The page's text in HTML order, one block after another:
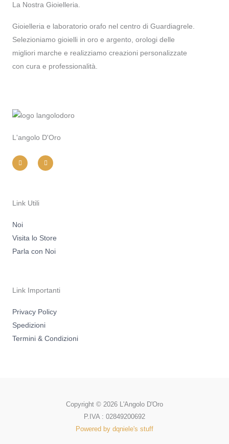
La Nostra Gioielleria.
Gioielleria e laboratorio orafo nel centro di Guardiagrele.
Selezioniamo gioielli in oro e argento, orologi delle
migliori marche e realizziamo creazioni personalizzate
con cura e professionalità.
L'angolo D'Oro
s
t
m
c
e
Link Utili
Noi
Visita lo Store
Parla con Noi
Link Importanti
Privacy Policy
Spedizioni
Termini & Condizioni
Copyright © 2026 L'Angolo D'Oro
P.IVA : 02849200692
Powered by dqniele's stuff